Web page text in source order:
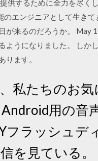
供するために全力を尽く
エンジニアとして生きて
来るのだろうか。 May
ようになりました。 しか
ます。
私たちのお気
用の音
フラッシュデ
を見ている。